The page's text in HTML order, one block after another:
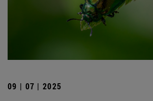
09 | 07 | 2025